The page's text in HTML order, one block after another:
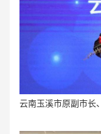
云南玉溪市原副市长